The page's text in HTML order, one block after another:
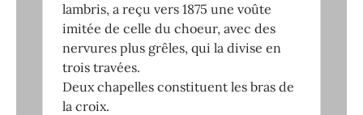
lambris, a reçu vers 1875 une voûte
imitée de celle du choeur, avec des
nervures plus grêles, qui la divise en
trois travées.
Deux chapelles constituent les bras de
la croix.